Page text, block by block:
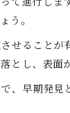
例を徹底解
を徹底考察
特徴と原因
ットと修理
う。
せること
し、表面
、早期発